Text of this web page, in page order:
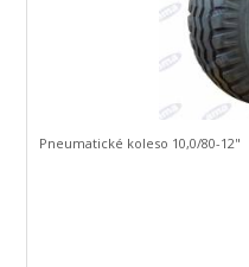
Pneumatické koleso 10,0/80-12"